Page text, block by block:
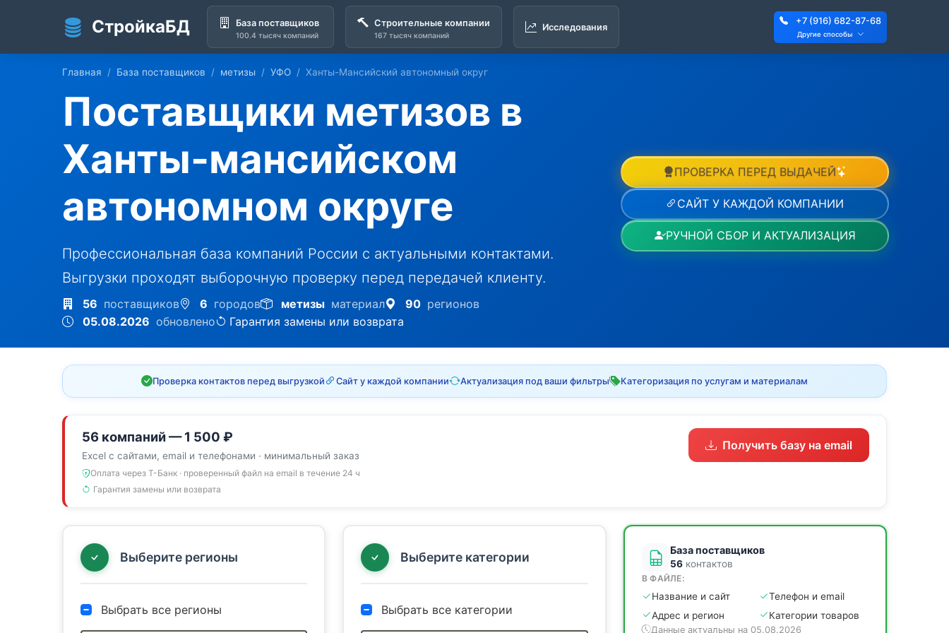
СтройкаБД База поставщиков
100.4 тысяч компаний
Строительные компании
167 тысяч компаний
Исследования
+7 (916) 682-87-68
Другие способы
Главная База поставщиков метизы УФО Ханты-Мансийский автономный округ
Поставщики метизов в
Ханты-мансийском
автономном округе
Профессиональная база компаний России с актуальными контактами.
Выгрузки проходят выборочную проверку перед передачей клиенту.
56 поставщиков 6 городов метизы материал 90 регионов
05.08.2026 обновлено Гарантия замены или возврата
ПРОВЕРКА ПЕРЕД ВЫДАЧЕЙ
САЙТ У КАЖДОЙ КОМПАНИИ
РУЧНОЙ СБОР И АКТУАЛИЗАЦИЯ
Проверка контактов перед выгрузкой Сайт у каждой компании Актуализация под ваши фильтры Категоризация по услугам и материалам
56 компаний — 1 500 ₽
Excel с сайтами, email и телефонами · минимальный заказ
Получить базу на email
Оплата через Т-Банк · проверенный файл на email в течение 24 ч
Гарантия замены или возврата
Выберите регионы
Выбрать все регионы
Выберите категории
Выбрать все категории
База поставщиков
56контактов
В ФАЙЛЕ:
Название и сайт
Телефон и email
Адрес и регион
Категории товаров
Данные актуальны на 05.08.2026